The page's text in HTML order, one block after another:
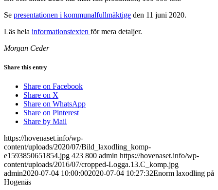
Se presentationen i kommunalfullmäktige den 11 juni 2020.
Läs hela informationstexten för mera detaljer.
Morgan Ceder
Share this entry
Share on Facebook
Share on X
Share on WhatsApp
Share on Pinterest
Share by Mail
https://hovenaset.info/wp-
content/uploads/2020/07/Bild_laxodling_komp-
e1593850651854.jpg 423 800 admin https://hovenaset.info/wp-
content/uploads/2016/07/cropped-Logga.13.C_komp.jpg
admin2020-07-04 10:00:002020-07-04 10:27:32Enorm laxodling på
Hogenäs